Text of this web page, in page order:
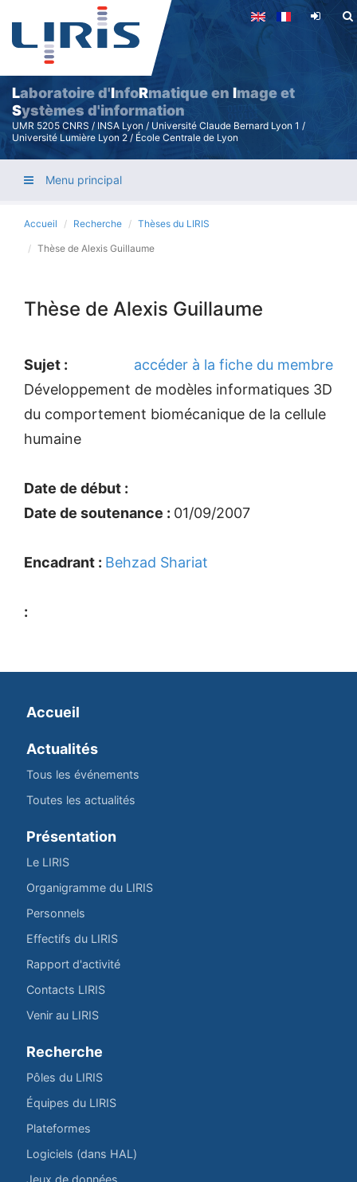
Aller
contenu
principal
Laboratoire d'InfoRmatique en Image et
Systèmes d'information
UMR 5205 CNRS / INSA Lyon / Université Claude Bernard Lyon 1 /
Université Lumière Lyon 2 / École Centrale de Lyon
Menu principal
Accueil Recherche Thèses du LIRIS
Thèse de Alexis Guillaume
Thèse de Alexis Guillaume
accéder à la fiche du membre
Sujet :
Développement de modèles informatiques 3D
du comportement biomécanique de la cellule
humaine
Date de début :
Date de soutenance : 01/09/2007
Encadrant : Behzad Shariat
:
Accueil
Actualités
Tous les événements
Toutes les actualités
Présentation
Le LIRIS
Organigramme du LIRIS
Personnels
Effectifs du LIRIS
Rapport d'activité
Contacts LIRIS
Venir au LIRIS
Recherche
Pôles du LIRIS
Équipes du LIRIS
Plateformes
Logiciels (dans HAL)
Jeux de données